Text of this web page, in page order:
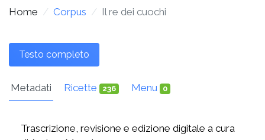
Home Corpus Il re dei cuochi
Testo completo
Metadati Ricette 236 Menu 0
Trascrizione, revisione e edizione digitale a cura